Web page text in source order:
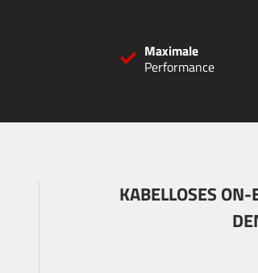
Maximale
Performance
KABELLOSES